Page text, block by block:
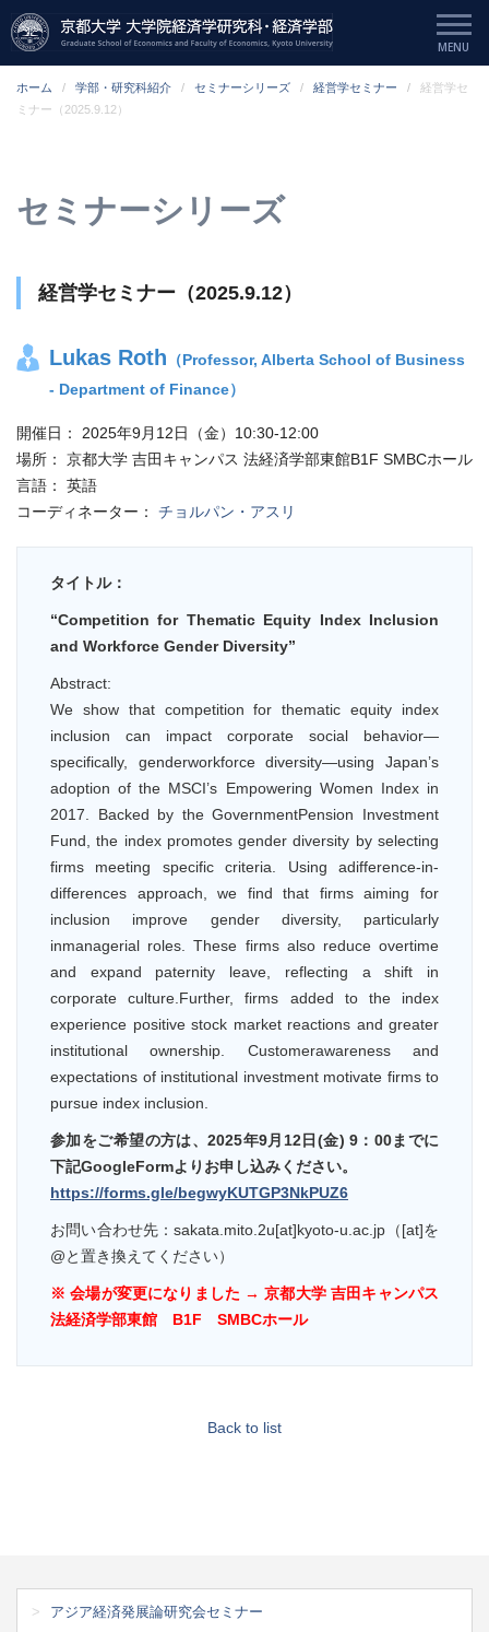
ホーム 学部・研究科紹介 セミナーシリーズ 経営学セミナー
経営学セ
ミナー（2025.9.12）
セミナーシリーズ
経営学セミナー（2025.9.12）
Lukas Roth （Professor, Alberta School of Business
- Department of Finance）
開催日：
2025年9月12日（金）10:30-12:00
場所：
京都大学 吉田キャンパス 法経済学部東館B1F SMBCホール
言語：
英語
コーディネーター：
チョルパン・アスリ
タイトル：
“Competition for Thematic Equity Index Inclusion
and Workforce Gender Diversity”
Abstract:
We show that competition for thematic equity index
inclusion can impact corporate social behavior—
specifically, genderworkforce diversity—using Japan’s
adoption of the MSCI’s Empowering Women Index in
2017. Backed by the GovernmentPension Investment
Fund, the index promotes gender diversity by selecting
firms meeting specific criteria. Using adifference-in-
differences approach, we find that firms aiming for
inclusion improve gender diversity, particularly
inmanagerial roles. These firms also reduce overtime
and expand paternity leave, reflecting a shift in
corporate culture.Further, firms added to the index
experience positive stock market reactions and greater
institutional ownership. Customerawareness and
expectations of institutional investment motivate firms to
pursue index inclusion.
参加をご希望の方は、2025年9月12日(金) 9：00までに
下記GoogleFormよりお申し込みください。
https://forms.gle/begwyKUTGP3NkPUZ6
お問い合わせ先：sakata.mito.2u[at]kyoto-u.ac.jp（[at]を
@と置き換えてください）
※ 会場が変更になりました → 京都大学 吉田キャンパス
法経済学部東館 B1F SMBCホール
Back to list
アジア経済発展論研究会セミナー